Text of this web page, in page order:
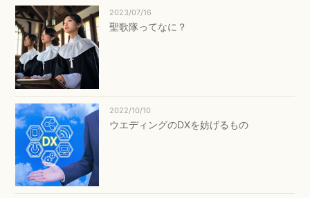
2023/07/16
聖歌隊ってなに？
2022/10/10
ウエディングのDXを妨げるもの